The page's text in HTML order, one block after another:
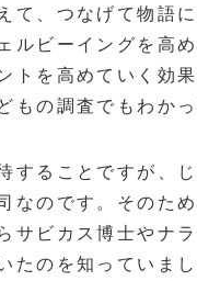
て、つなげて物語
ルビーイングを高
トを高めていく効
もの調査でもわかっ
することですが、
なのです。そのた
サビカス博士やナ
たのを知っていま